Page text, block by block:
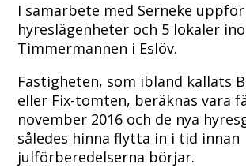
I samarbete med Serneke
hyreslägenheter och 5 lokaler
Timmermannen i Eslöv.
Fastigheten, som ibland kallats
eller Fix-tomten, beräknas vara
november 2016 och de nya
således hinna flytta in i tid innan
julförberedelserna börjar.